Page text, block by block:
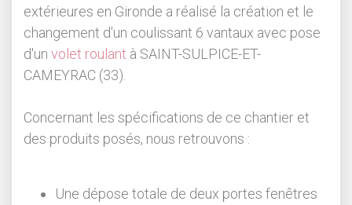
extérieures en Gironde a réalisé la création et le
changement d'un coulissant 6 vantaux avec pose
d'un volet roulant à SAINT-SULPICE-ET-
CAMEYRAC (33).
Concernant les spécifications de ce chantier et
des produits posés, nous retrouvons :
Une dépose totale de deux portes fenêtres